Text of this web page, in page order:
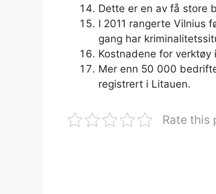
Dette er en av få store
I 2011 rangerte Vilnius
gang har
Kostnadene for
Mer enn 50 000
registrert i Litauen.
Rate this